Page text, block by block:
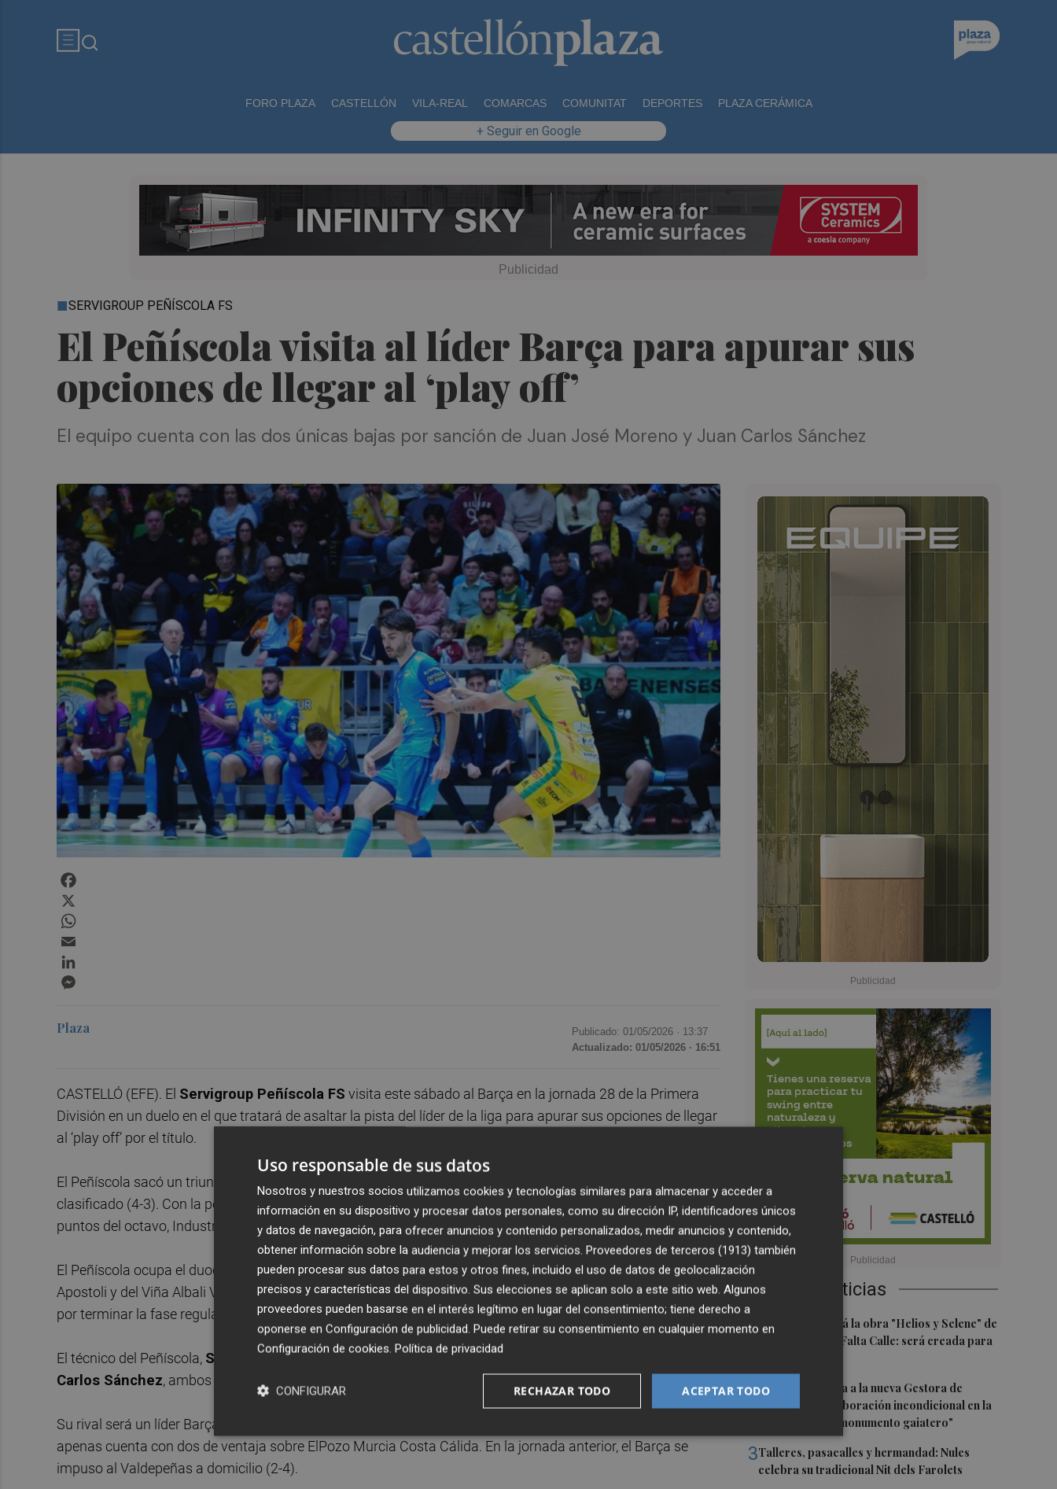
FORO PLAZA CASTELLÓN VILA-REAL COMARCAS COMUNITAT DEPORTES PLAZA CERÁMICA
+ Seguir en Google
El Peñíscola visita al líder Barça para apurar sus
opciones de llegar al ‘play off’
SERVIGROUP PEÑÍSCOLA FS
El equipo cuenta con las dos únicas bajas por sanción de Juan José Moreno y Juan Carlos Sánchez
Últimas Noticias
1 Castelló acogerá la obra "Helios y Selene" de
la compañía Te Falta Calle: será creada para
2Castelló traslada a la nueva Gestora de
Gaiates su "colaboración incondicional en la
promoción del monumento gaiatero"
3Talleres, pasacalles y hermandad: Nules
celebra su tradicional Nit dels Farolets
Plaza Publicado: 01/05/2026 · 13:37
Actualizado: 01/05/2026 · 16:51
CASTELLÓ (EFE). El Servigroup Peñíscola FS visita este sábado al Barça en la jornada 28 de la Primera
División en un duelo en el que tratará de asaltar la pista del líder de la liga para apurar sus opciones de llegar
al ‘play off’ por el título.
El Peñíscola sacó un triunfo meritorio este miércoles al superar en el Juan Vizcarro al Movistar Inter, tercer
clasificado (4-3). Con la permanencia ya asegurada y con 34 puntos, el conjunto castellonense está a 6
puntos del octavo, Industrias Santa Coloma, con tres jornadas por disputar.
El Peñíscola ocupa el duodécimo puesto, empatado con O Parrulo Ferrol y por detrás del Noia Portus
Apostoli y del Viña Albali Valdepeñas, con 38 y 39 puntos respectivamente y también inmersos en la batalla
por terminar la fase regular entre los ocho primeros para poder pelear así por el título.
El técnico del Peñíscola, Santi Valladares, cuenta con las únicas bajas de
Carlos Sánchez, ambos sancionados.
Su rival será un líder Barça cuyo objetivo es asegurar su primer puesto. Con 65 puntos, el equipo catalán
apenas cuenta con dos de ventaja sobre ElPozo Murcia Costa Cálida. En la jornada anterior, el Barça se
impuso al Valdepeñas a domicilio (2-4).
Uso responsable de sus datos
Nosotros y nuestros socios utilizamos cookies y tecnologías similares para almacenar y acceder a
información en su dispositivo y procesar datos personales, como su dirección IP, identificadores únicos
y datos de navegación, para ofrecer anuncios y contenido personalizados, medir anuncios y contenido,
obtener información sobre la audiencia y mejorar los servicios. Proveedores de terceros (1913) también
pueden procesar sus datos para estos y otros fines, incluido el uso de datos de geolocalización
precisos y características del dispositivo. Sus elecciones se aplican solo a este sitio web. Algunos
proveedores pueden basarse en el interés legítimo en lugar del consentimiento; tiene derecho a
oponerse en Configuración de publicidad. Puede retirar su consentimiento en cualquier momento en
Configuración de cookies. Política de privacidad
ACEPTAR TODO
RECHAZAR TODO
CONFIGURAR